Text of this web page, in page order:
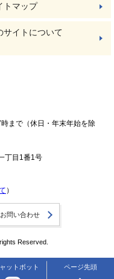
ットボット ページ先頭
トマップ
サイトについて
まで（休日・年末年始を除
丁目1番1号
）
お問い合わせ
Reserved.